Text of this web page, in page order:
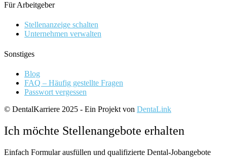
Für Arbeitgeber
Stellenanzeige schalten
Unternehmen verwalten
Sonstiges
Blog
FAQ – Häufig gestellte Fragen
Passwort vergessen
© DentalKarriere 2025 - Ein Projekt von DentaLink
Ich möchte Stellenangebote erhalten
Einfach Formular ausfüllen und qualifizierte Dental-Jobangebote